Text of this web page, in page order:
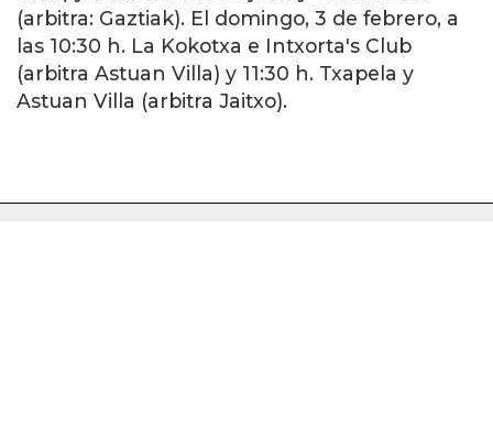
(arbitra: Gaztiak). El domingo, 3 de febrero, a
las 10:30 h. La Kokotxa e Intxorta's Club
(arbitra Astuan Villa) y 11:30 h. Txapela y
Astuan Villa (arbitra Jaitxo).